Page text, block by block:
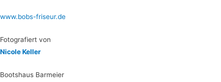
www.bobs-friseur.de
Foto­gra­fiert von
Nico­le Keller
Boots­haus Barmeier